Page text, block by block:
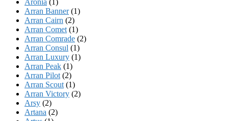
Arran Banner(1)
Arran Cairn (2)
Arran Comet (1)
Arran Comrade (2)
Arran Consul (1)
Arran Luxury (1)
Arran Peak (1)
Arran Pilot (2)
Arran Scout (1)
Arran Victory (2)
Arsy (2)
Artana (2)